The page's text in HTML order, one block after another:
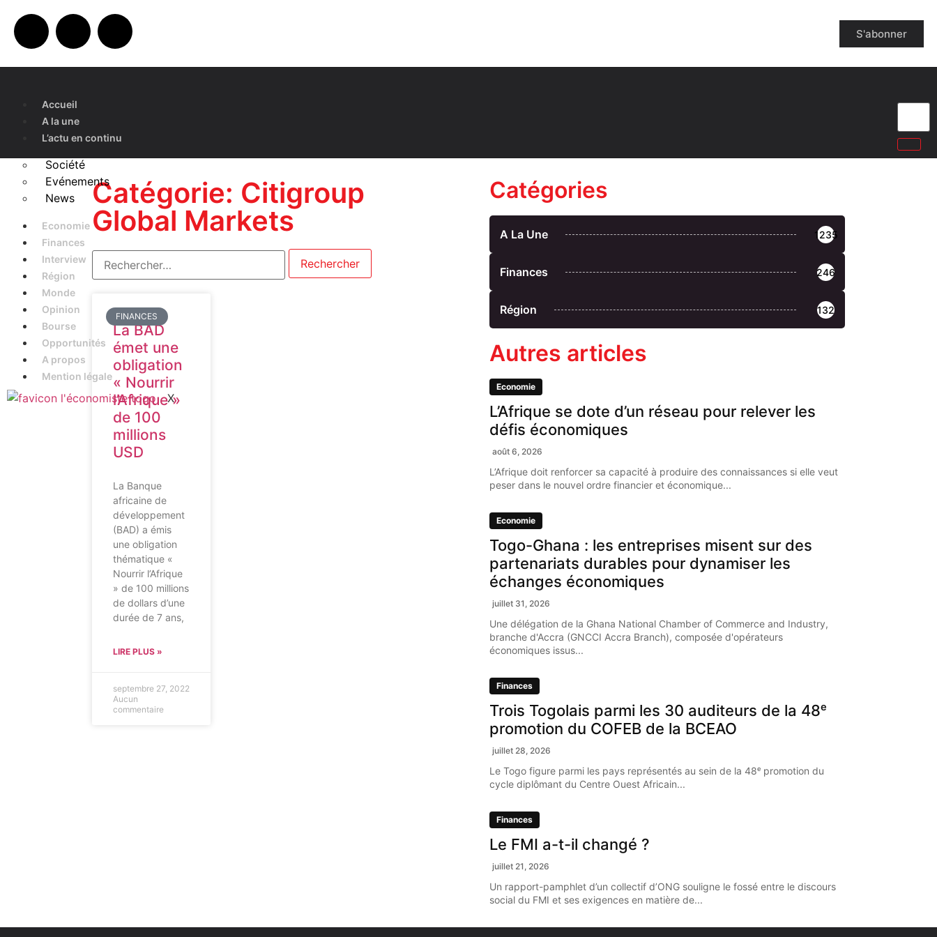
S'abonner
Accueil
A la une
L’actu en continu
Société
Evénements
News
Economie
Finances
Interview
Région
Monde
Opinion
Bourse
Opportunités
A propos
Mention légale
X
Catégorie: Citigroup
Global Markets
FINANCES
La BAD
émet une
obligation
« Nourrir
l’Afrique »
de 100
millions
USD
La Banque
africaine de
développement
(BAD) a émis
une obligation
thématique «
Nourrir l’Afrique
» de 100 millions
de dollars d’une
durée de 7 ans,
LIRE PLUS »
septembre 27, 2022
Aucun
commentaire
Catégories
A La Une 1235
Finances 246
Région 132
Autres articles
Economie
L’Afrique se dote d’un réseau pour relever les
défis économiques
août 6, 2026
L’Afrique doit renforcer sa capacité à produire des connaissances si elle veut
peser dans le nouvel ordre financier et économique...
Economie
Togo-Ghana : les entreprises misent sur des
partenariats durables pour dynamiser les
échanges économiques
juillet 31, 2026
Une délégation de la Ghana National Chamber of Commerce and Industry,
branche d'Accra (GNCCI Accra Branch), composée d'opérateurs
économiques issus...
Finances
Trois Togolais parmi les 30 auditeurs de la 48ᵉ
promotion du COFEB de la BCEAO
juillet 28, 2026
Le Togo figure parmi les pays représentés au sein de la 48ᵉ promotion du
cycle diplômant du Centre Ouest Africain...
Finances
Le FMI a-t-il changé ?
juillet 21, 2026
Un rapport-pamphlet d’un collectif d’ONG souligne le fossé entre le discours
social du FMI et ses exigences en matière de...